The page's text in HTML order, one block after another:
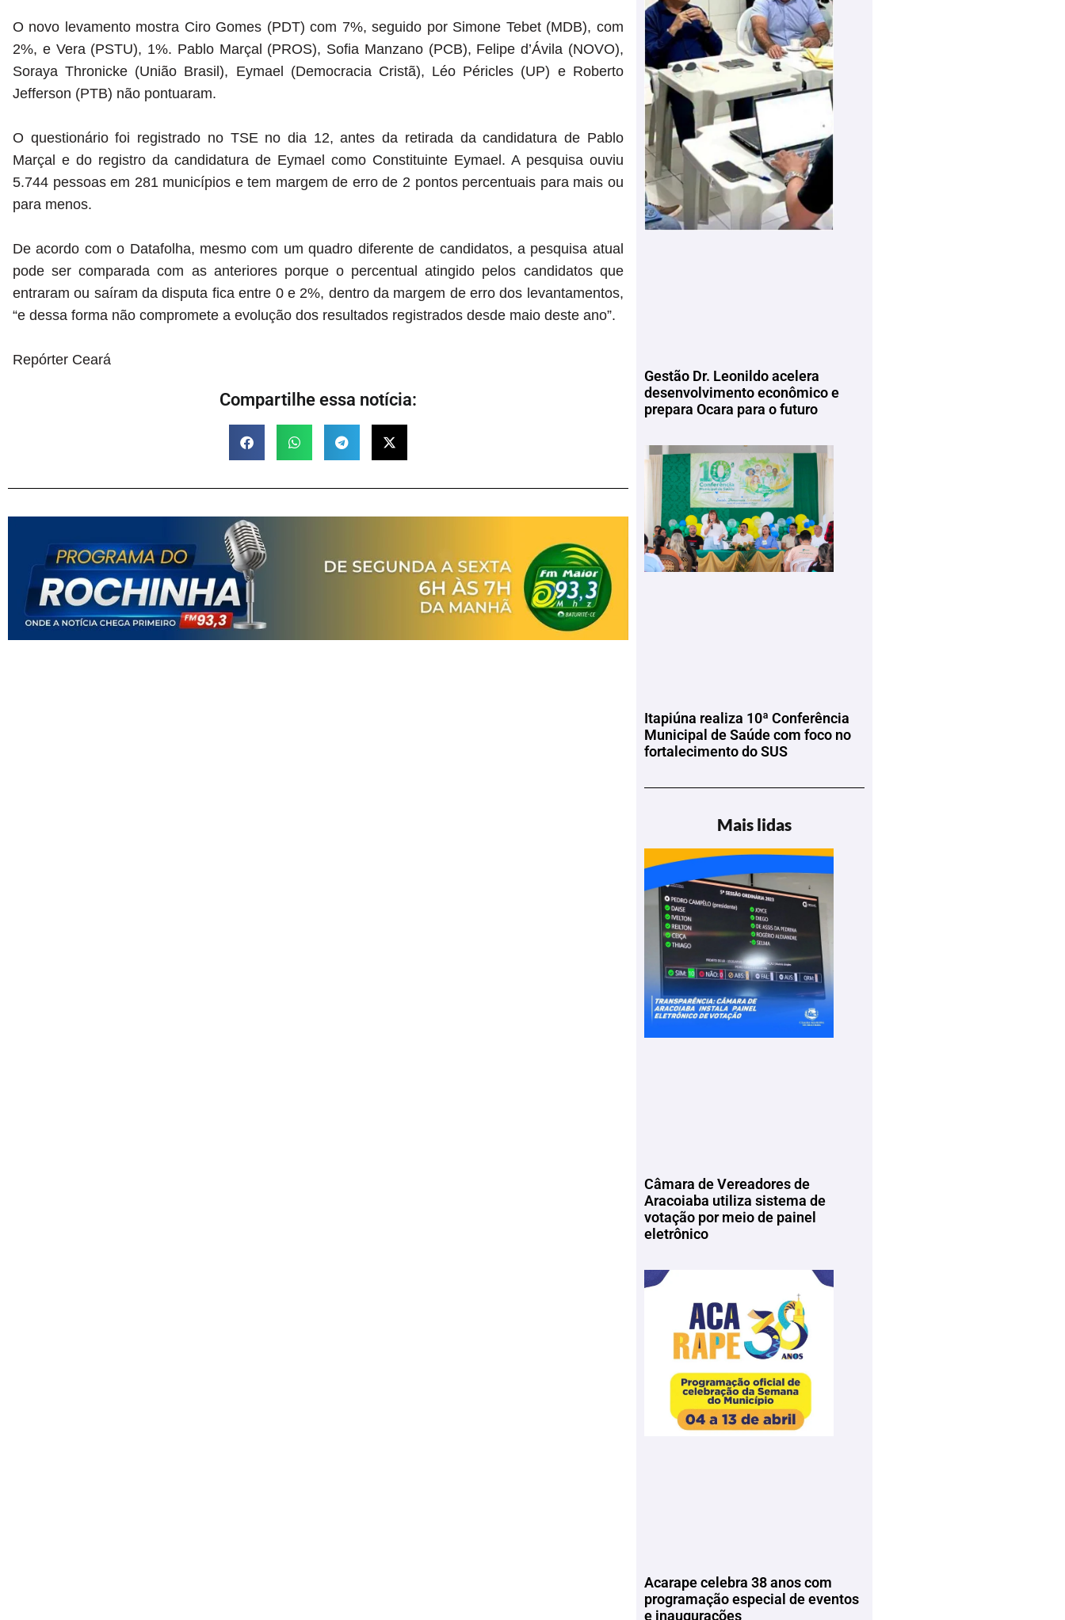
O novo levamento mostra Ciro Gomes (PDT) com 7%, seguido por Simone Tebet (MDB), com
2%, e Vera (PSTU), 1%. Pablo Marçal (PROS), Sofia Manzano (PCB), Felipe d’Ávila (NOVO),
Soraya Thronicke (União Brasil), Eymael (Democracia Cristã), Léo Péricles (UP) e Roberto
Jefferson (PTB) não pontuaram.
O questionário foi registrado no TSE no dia 12, antes da retirada da candidatura de Pablo
Marçal e do registro da candidatura de Eymael como Constituinte Eymael. A pesquisa ouviu
5.744 pessoas em 281 municípios e tem margem de erro de 2 pontos percentuais para mais ou
para menos.
De acordo com o Datafolha, mesmo com um quadro diferente de candidatos, a pesquisa atual
pode ser comparada com as anteriores porque o percentual atingido pelos candidatos que
entraram ou saíram da disputa fica entre 0 e 2%, dentro da margem de erro dos levantamentos,
“e dessa forma não compromete a evolução dos resultados registrados desde maio deste ano”.
Repórter Ceará
Compartilhe essa notícia:
Gestão Dr. Leonildo acelera
desenvolvimento econômico e
prepara Ocara para o futuro
Itapiúna realiza 10ª Conferência
Municipal de Saúde com foco no
fortalecimento do SUS
Mais lidas
Câmara de Vereadores de
Aracoiaba utiliza sistema de
votação por meio de painel
eletrônico
Acarape celebra 38 anos com
programação especial de eventos
e inaugurações